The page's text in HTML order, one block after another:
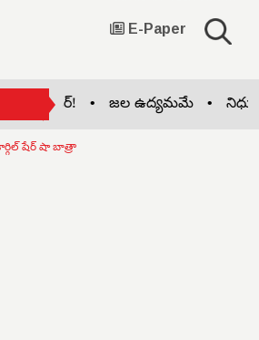
E-Paper
చేంజర్! • జల ఉద్యమమే • నిధుల
షేర్ షా బాత్రా